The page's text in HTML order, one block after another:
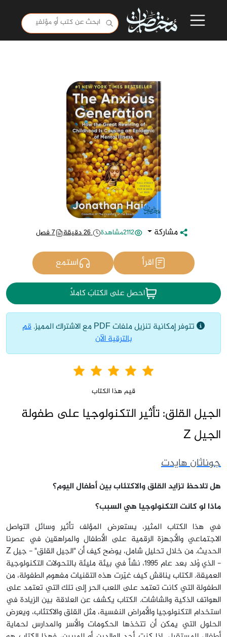
مشاركة 2112مشاهدة 26 دقيقة 7 فصل
اقرأ استمع
احصل على الكتابَ كاملاً
تتوفر إمكانية تنزيل ملفات PDF مع الاشتراك المميز.
قم
بالترقية الآن
قيم هذا الكتاب
الجيل القلق: تأثير التكنولوجيا على طفولة
الجيل Z
جوناثان هايدت
هل تلاحظ تزايد القلق والاكتئاب بين أطفال اليوم؟
ماذا لو كانت التكنولوجيا هي السبب؟
في هذا الكتاب المثير، يستعرض المؤلف تأثير وسائل التواصل
الاجتماعي والأجهزة الرقمية على الأطفال والمراهقين في عصرنا
الحديث. من خلال تحليل شامل، يوضح كيف أن "الجيل القلق" - جيل Z
- الذي وُلد بعد عام 1995، نشأ في بيئة مليئة بالتحولات التكنولوجية
العميقة. الكتاب يناقش كيف غيّرت هذه التقنيات مفهوم الطفولة، من
الطفولة التي كانت تعتمد على اللعب الحر إلى تلك التي تعتمد على
الهواتف الذكية والشاشات. الكتاب يكشف عن العلاقة بين الزيادة في
استخدام التكنولوجيا والأمراض النفسية، مثل القلق والاكتئاب، ويعرض
الحلول التي يمكن أن تتخذها الحكومات والأسر والمدارس لحماية